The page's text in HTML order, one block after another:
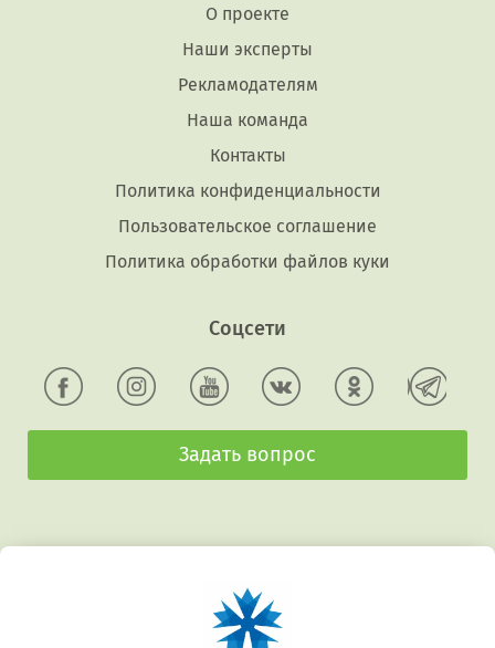
О проекте
Наши эксперты
Рекламодателям
Наша команда
Контакты
Политика конфиденциальности
Пользовательское соглашение
Политика обработки файлов куки
Соцсети
Задать вопрос